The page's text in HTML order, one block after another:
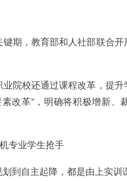
期，教育部和人社部联合
院校还通过课程改革，提
改革”，明确将积极增新、
专业学生抢手
到自主起降，都是由上实训